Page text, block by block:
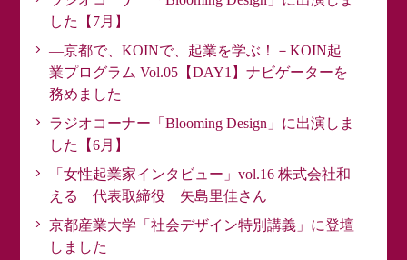
した【7月】
―京都で、KOINで、起業を学ぶ！－KOIN起
業プログラム Vol.05【DAY1】ナビゲーターを
務めました
ラジオコーナー「Blooming Design」に出演しま
した【6月】
「女性起業家インタビュー」vol.16 株式会社和
える 代表取締役 矢島里佳さん
京都産業大学「社会デザイン特別講義」に登壇
しました